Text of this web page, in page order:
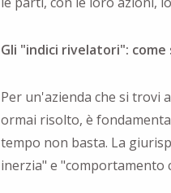
Gli "indici rivelatori":
Per un'azienda che si trovi
ormai risolto, è
tempo non basta. La
inerzia" e "comportamento